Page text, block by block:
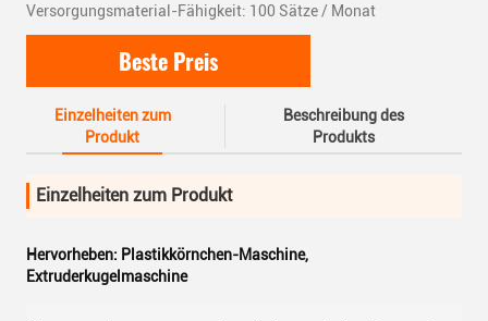
Versorgungsmaterial-Fähigkeit: 100 Sätze / Monat
Beste Preis
Einzelheiten zum
Produkt
Beschreibung des
Produkts
Einzelheiten zum Produkt
Hervorheben: Plastikkörnchen-Maschine,
Extruderkugelmaschine